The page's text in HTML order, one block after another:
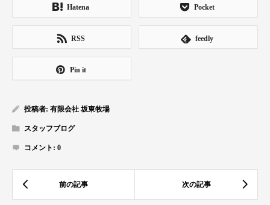
Hatena Pocket
RSS feedly
Pin it
投稿者: 有限会社 坂東牧場
スタッフブログ
コメント: 0